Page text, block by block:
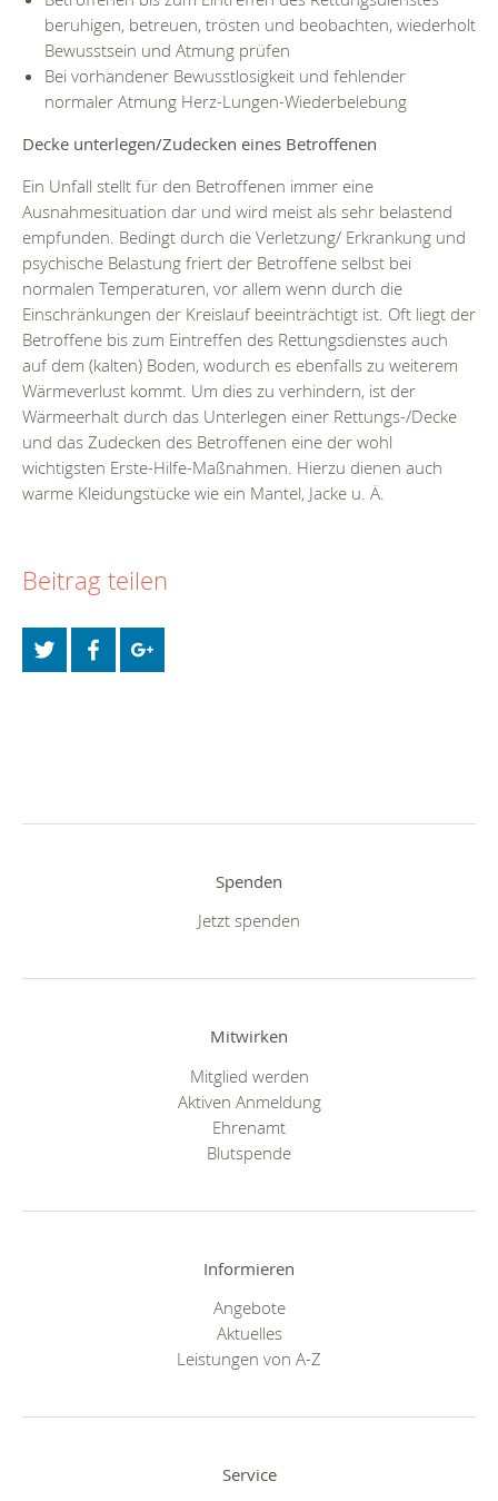
beruhigen, betreuen, trösten und beobachten, wiederholt
Bewusstsein und Atmung prüfen
Bei vorhandener Bewusstlosigkeit und fehlender
normaler Atmung Herz-Lungen-Wiederbelebung
Decke unterlegen/Zudecken eines Betroffenen
Ein Unfall stellt für den Betroffenen immer eine
Ausnahmesituation dar und wird meist als sehr belastend
empfunden. Bedingt durch die Verletzung/ Erkrankung und
psychische Belastung friert der Betroffene selbst bei
normalen Temperaturen, vor allem wenn durch die
Einschränkungen der Kreislauf beeinträchtigt ist. Oft liegt der
Betroffene bis zum Eintreffen des Rettungsdienstes auch
auf dem (kalten) Boden, wodurch es ebenfalls zu weiterem
Wärmeverlust kommt. Um dies zu verhindern, ist der
Wärmeerhalt durch das Unterlegen einer Rettungs-/Decke
und das Zudecken des Betroffenen eine der wohl
wichtigsten Erste-Hilfe-Maßnahmen. Hierzu dienen auch
warme Kleidungstücke wie ein Mantel, Jacke u. Ä.
Beitrag teilen
Spenden
Jetzt spenden
Mitwirken
Mitglied werden
Aktiven Anmeldung
Ehrenamt
Blutspende
Informieren
Angebote
Aktuelles
Leistungen von A-Z
Service